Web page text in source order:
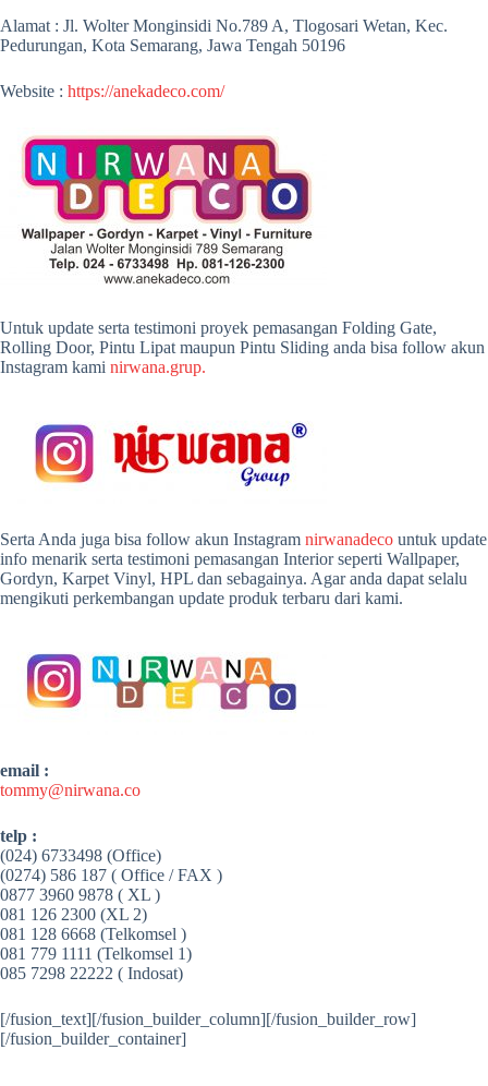
Alamat : Jl. Wolter Monginsidi No.789 A, Tlogosari Wetan, Kec.
Pedurungan, Kota Semarang, Jawa Tengah 50196
Website : https://anekadeco.com/
Untuk update serta testimoni proyek pemasangan Folding Gate,
Rolling Door, Pintu Lipat maupun Pintu Sliding anda bisa follow akun
Instagram kami nirwana.grup.
Serta Anda juga bisa follow akun Instagram nirwanadeco untuk update
info menarik serta testimoni pemasangan Interior seperti Wallpaper,
Gordyn, Karpet Vinyl, HPL dan sebagainya. Agar anda dapat selalu
mengikuti perkembangan update produk terbaru dari kami.
email :
tommy@nirwana.co
telp :
(024) 6733498 (Office)
(0274) 586 187 ( Office / FAX )
0877 3960 9878 ( XL )
081 126 2300 (XL 2)
081 128 6668 (Telkomsel )
081 779 1111 (Telkomsel 1)
085 7298 22222 ( Indosat)
[/fusion_text][/fusion_builder_column][/fusion_builder_row]
[/fusion_builder_container]